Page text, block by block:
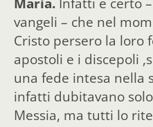
vangeli – che nel
Cristo persero la loro
apostoli e i discepoli ,s
una fede intesa nella
infatti dubitavano
Messia, ma tutti lo